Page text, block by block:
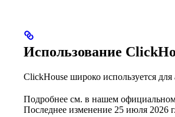
Использование
ClickHouse широко используется
Подробнее см. в нашем
Последнее изменение 25 июля 2026 г.